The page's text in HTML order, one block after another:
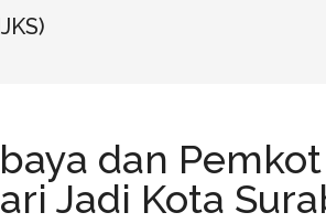
dan
Jadi Kota